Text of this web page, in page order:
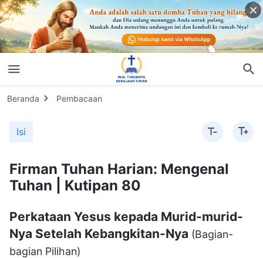
Beranda Pembacaan
Isi
Firman Tuhan Harian: Mengenal
Tuhan | Kutipan 80
Perkataan Yesus kepada Murid-murid-
Nya Setelah Kebangkitan-Nya (Bagian-
bagian Pilihan)